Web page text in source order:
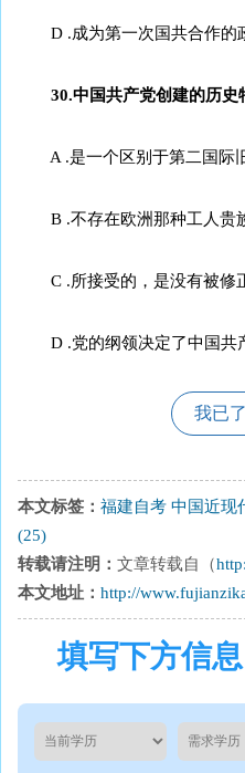
D .成为第一次国共合作的
30.中国共产党创建的历史
A .是一个区别于第二国际
B .不存在欧洲那种工人贵
C .所接受的，是没有被修
D .党的纲领决定了中国共
我已
本文标签： 福建自考 中国近现
(25)
转载请注明： 文章转载自（
本文地址： http://
填写下方信息